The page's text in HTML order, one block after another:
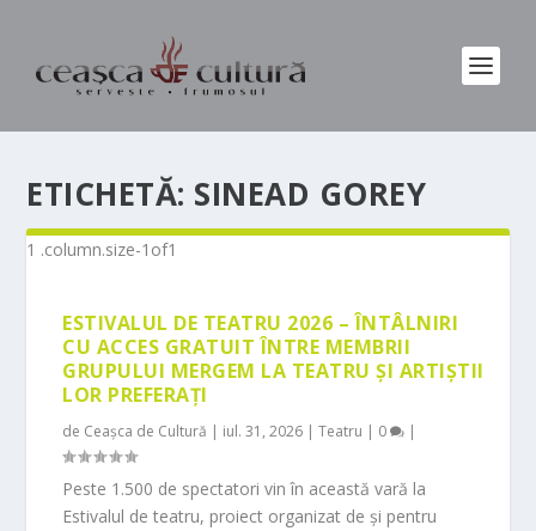
ETICHETĂ: SINEAD GOREY
ESTIVALUL DE TEATRU 2026 – ÎNTÂLNIRI
CU ACCES GRATUIT ÎNTRE MEMBRII
GRUPULUI MERGEM LA TEATRU ȘI ARTIȘTII
LOR PREFERAȚI
de Ceașca de Cultură | iul. 31, 2026 |Teatru | 0 |
Peste 1.500 de spectatori vin în această vară la
Estivalul de teatru, proiect organizat de și pentru